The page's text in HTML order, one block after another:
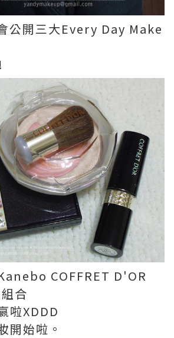
公開三大Every Day Make
COFFRET D'OR
合
啦XDDD
開始啦。